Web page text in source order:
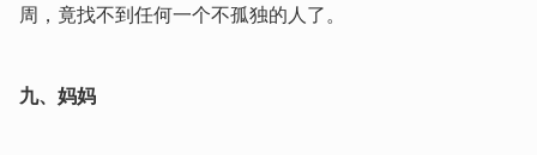
周，竟找不到任何一个不孤独的人了。
九、妈妈